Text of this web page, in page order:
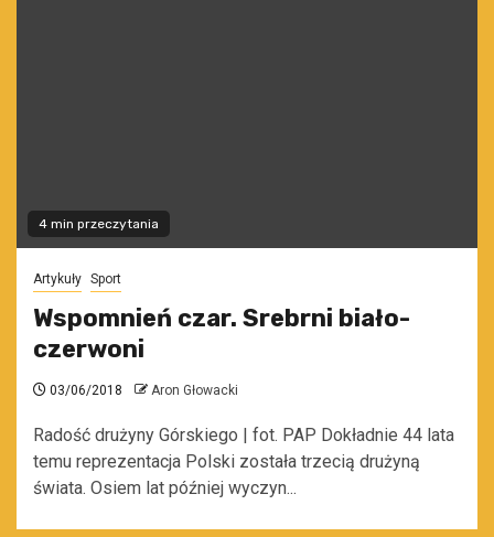
4 min przeczytania
Artykuły Sport
Wspomnień czar. Srebrni biało-
czerwoni
03/06/2018 Aron Głowacki
Radość drużyny Górskiego | fot. PAP Dokładnie 44 lata
temu reprezentacja Polski została trzecią drużyną
świata. Osiem lat później wyczyn...